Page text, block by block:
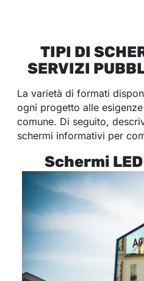
TIPI DI
SERVIZI
La varietà di formati
ogni progetto alle
comune. Di seguito,
schermi informativi per
Schermi